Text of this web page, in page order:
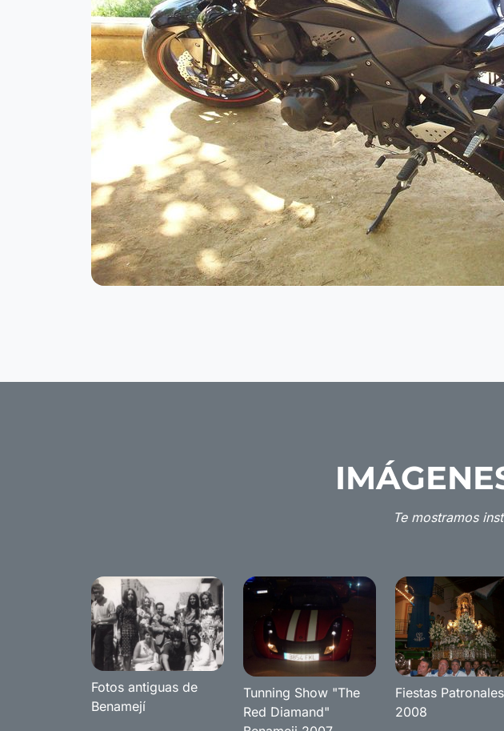
Te mostramos
Fotos antiguas de
Benamejí
Tunning Show "The
Red Diamand"
Fiestas Patronales
2008